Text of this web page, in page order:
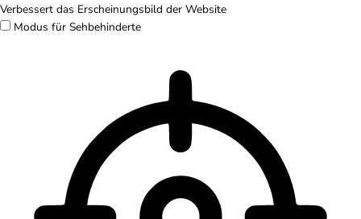
Verbessert das Erscheinungsbild der Website
Modus für Sehbehinderte